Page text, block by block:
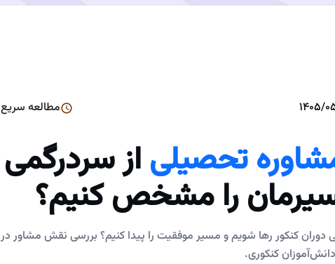
مطالعه سریع
تحصیلی از سردرگمی
را مشخص کنیم؟
دوران کنکور رها شویم و مسیر موفقیت را پیدا کنیم؟ بررسی نقش مشاور در
کنکوری.